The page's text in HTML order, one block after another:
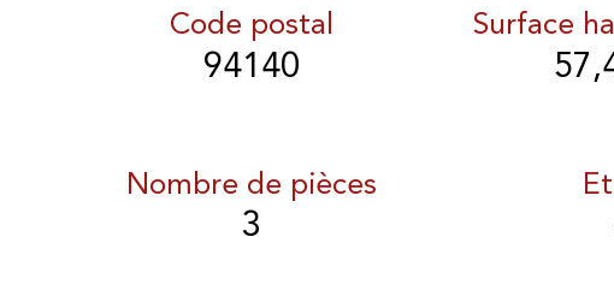
Code postal
94140
Surface
Nombre de pièces
3